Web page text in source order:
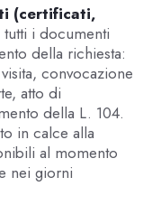
(certificati,
tutti i documenti
della richiesta:
convocazione
atto di
della L. 104.
in calce alla
al momento
nei giorni